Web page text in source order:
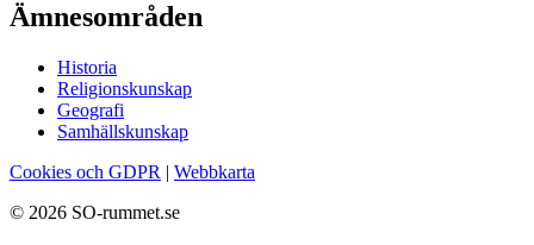
Ämnesområden
Historia
Religionskunskap
Geografi
Samhällskunskap
Cookies och GDPR | Webbkarta
© 2026 SO-rummet.se